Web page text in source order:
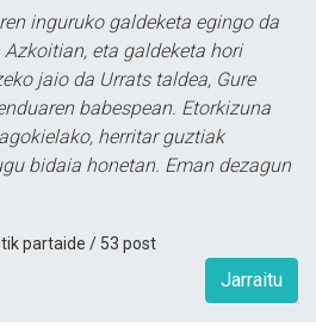
inguruko galdeketa egingo da
eta galdeketa hori
jaio da Urrats taldea, Gure
babespean. Etorkizuna
herritar guztiak
bidaia honetan. Eman dezagun
partaide / 53 post
Jarraitu